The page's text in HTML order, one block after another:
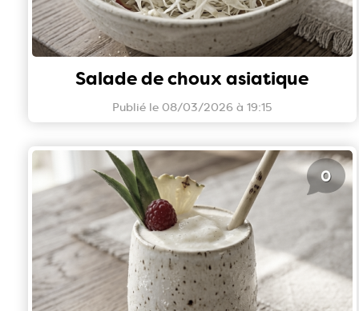
Salade de choux asiatique
Publié le 08/03/2026 à 19:15
0